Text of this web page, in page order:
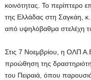
κοινότητας. Το περίπτερο
της Ελλάδας στη Σαγκάη,
από υψηλόβαθμα στελέχη
Στις 7 Νοεμβρίου, η ΟΛΠ
προώθηση της
του Πειραιά, όπου